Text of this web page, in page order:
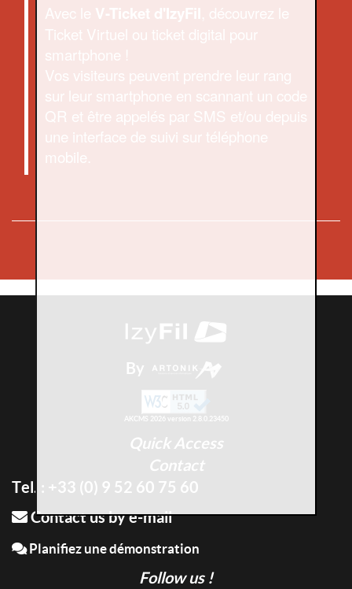
Avec le V-Ticket d'IzyFil , découvrez le
Ticket Virtuel ou ticket digital pour
smartphone !
Vos visiteurs peuvent prendre leur rang
sur leur smartphone en scannant un code
QR et être appelés par SMS et/ou depuis
une interface de suivi sur téléphone
mobile.
By
AKCMS 2026 version 2.8.0.23450
Quick Access
Contact
Tel. : +33 (0) 9 52 60 75 60
Contact us by e-mail
Planifiez une démonstration
Follow us !